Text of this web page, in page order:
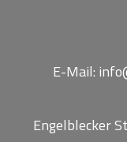
E-Mail:
Engelblecker